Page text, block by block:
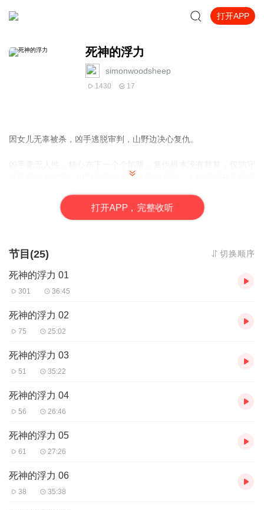
打开APP
死神的浮力
simonwoodsheep
1430 17
因女儿无辜被杀，凶手逃脱审判，山野边决心复仇。
就已经心力交瘁，山野边面临身败名裂的危险，人生沉没在了幽暗
一个叫千叶的人出现了。他消息灵通又举止怪异，陪山野边一起行
随处可见，但幸好还有星光，是黑暗中最微小却最有力的存在。
点点。这样一直下去，就能达到相当高的高度。——伊坂幸太郎
打开APP，完整收听
节目(25) 切换顺序
死神的浮力 01
301 36:45
死神的浮力 02
75 25:02
死神的浮力 03
51 35:22
死神的浮力 04
56 26:46
死神的浮力 05
61 27:26
死神的浮力 06
38 35:38